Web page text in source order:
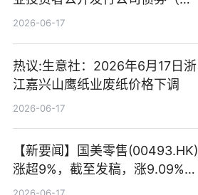
二期）（品种二）2026年付息公
2026-06-17
热议:生意社：2026年6月17日浙
江嘉兴山鹰纸业废纸价格下调
2026-06-17
【新要闻】国美零售(00493.HK)
涨超9%，截至发稿，涨9.09%，
报0.012港元，成交额37.26万港